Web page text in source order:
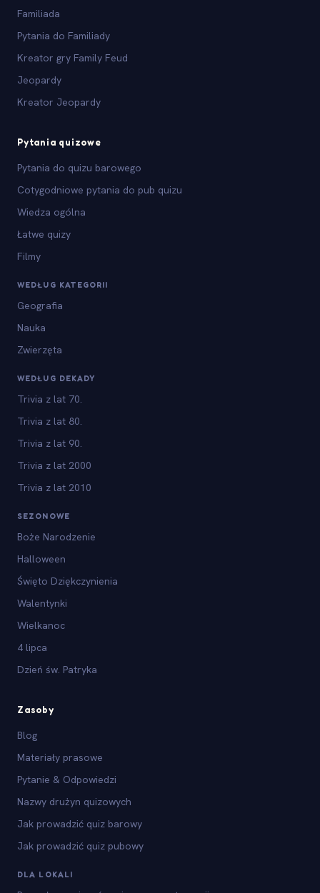
Familiada
Pytania do Familiady
Kreator gry Family Feud
Jeopardy
Kreator Jeopardy
Pytania quizowe
Pytania do quizu barowego
Cotygodniowe pytania do pub quizu
Wiedza ogólna
Łatwe quizy
Filmy
WEDŁUG KATEGORII
Geografia
Nauka
Zwierzęta
WEDŁUG DEKADY
Trivia z lat 70.
Trivia z lat 80.
Trivia z lat 90.
Trivia z lat 2000
Trivia z lat 2010
SEZONOWE
Boże Narodzenie
Halloween
Święto Dziękczynienia
Walentynki
Wielkanoc
4 lipca
Dzień św. Patryka
Zasoby
Blog
Materiały prasowe
Pytanie & Odpowiedzi
Nazwy drużyn quizowych
Jak prowadzić quiz barowy
Jak prowadzić quiz pubowy
DLA LOKALI